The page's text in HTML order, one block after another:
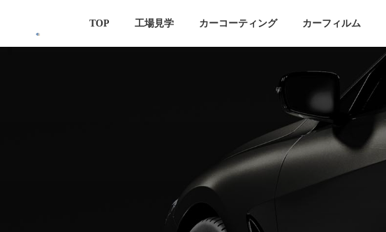
TOP 工場見学 カーコーティング カーフィルム